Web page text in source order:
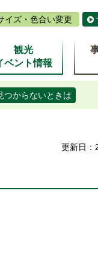
イズ・色合い変更
観光
ベント情報
つからないときは
更新日：